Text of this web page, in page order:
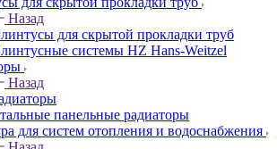
Назад
для скрытой прокладки труб
системы HZ Hans-Weitzel
Назад
панельные радиаторы
для систем отопления и водоснабжения